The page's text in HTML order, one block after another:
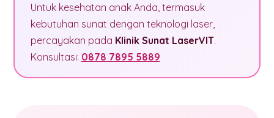
Untuk kesehatan anak Anda, termasuk
kebutuhan sunat dengan teknologi laser,
percayakan pada Klinik Sunat LaserVIT.
Konsultasi: 0878 7895 5889